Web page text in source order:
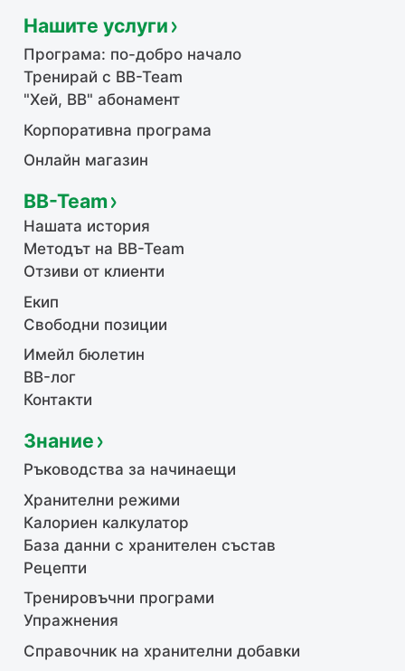
Нашите услуги
Програма: по-добро начало
Тренирай с BB-Team
"Хей, ВВ" абонамент
Корпоративна програма
Онлайн магазин
BB-Team
Нашата история
Методът на BB-Team
Отзиви от клиенти
Екип
Свободни позиции
Имейл бюлетин
BB-лог
Контакти
Знание
Ръководства за начинаещи
Хранителни режими
Калориен калкулатор
База данни с хранителен състав
Рецепти
Тренировъчни програми
Упражнения
Справочник на хранителни добавки